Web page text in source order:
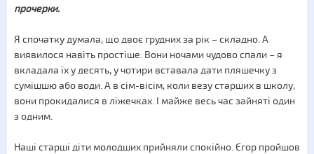
прочерки.
Я спочатку думала, що двоє грудних за рік – складно. А
виявилося навіть простіше. Вони ночами чудово спали – я
вкладала їх у десять, у чотири вставала дати пляшечку з
сумішшю або води. А в сім-вісім, коли везу старших в школу,
вони прокидалися в ліжечках. І майже весь час зайняті один
з одним.
Наші старші діти молодших прийняли спокійно. Єгор пройшов